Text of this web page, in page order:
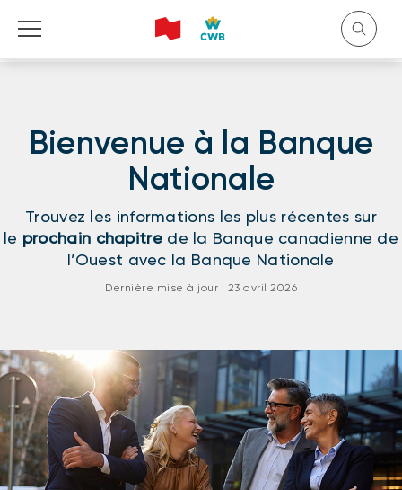
English
Bienvenue à la Banque
Nationale
Trouvez les informations les plus récentes sur
le prochain chapitre de la Banque canadienne de
l’Ouest avec la Banque Nationale
Dernière mise à jour : 23 avril 2026